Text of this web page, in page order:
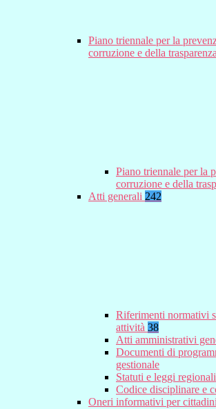
Piano triennale per la
corruzione e della trasparenza
Piano triennale per la
corruzione e della
Atti generali 242
Riferimenti normativi
attività 38
Atti amministrativi
Documenti di
gestionale
Statuti e leggi regionali
Codice disciplinare e
Oneri informativi per